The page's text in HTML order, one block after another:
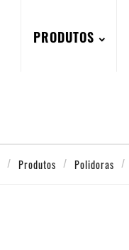
PRODUTOS
Produtos Polidoras